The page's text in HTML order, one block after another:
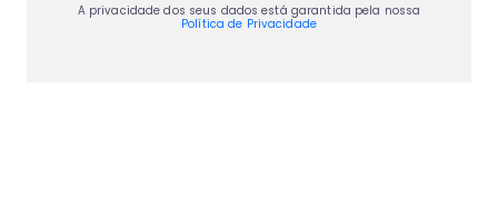
A privacidade dos seus dados está garantida pela nossa
Política de Privacidade